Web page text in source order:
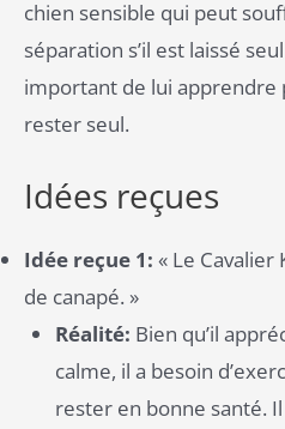
chien sensible qui peut
séparation s’il est laissé
important de lui apprendre
rester seul.
Idées reçues
Idée reçue 1: « Le Cavalier
de canapé. »
Réalité: Bien qu’il
calme, il a besoin
rester en bonne santé.